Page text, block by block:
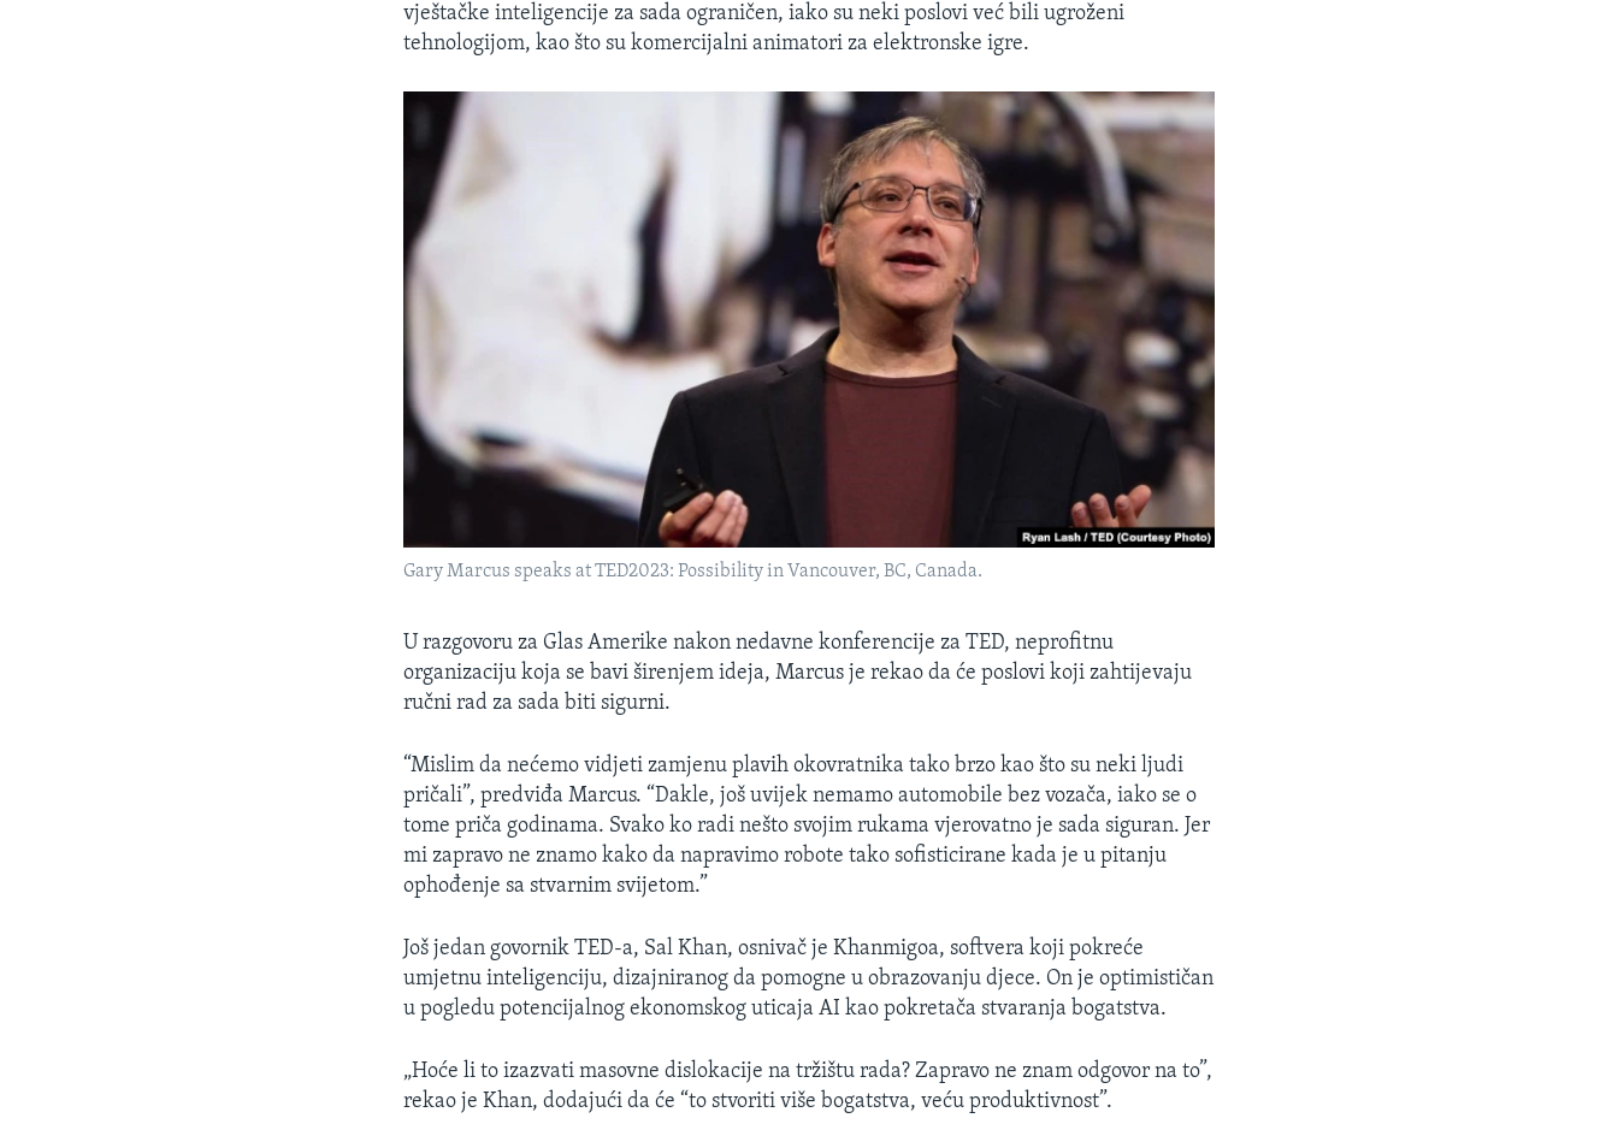
vještačke inteligencije za sada ograničen, iako su neki poslovi već bili ugroženi
tehnologijom, kao što su komercijalni animatori za elektronske igre.
Gary Marcus speaks at TED2023: Possibility in Vancouver, BC, Canada.
U razgovoru za Glas Amerike nakon nedavne konferencije za TED, neprofitnu
organizaciju koja se bavi širenjem ideja, Marcus je rekao da će poslovi koji zahtijevaju
ručni rad za sada biti sigurni.
“Mislim da nećemo vidjeti zamjenu plavih okovratnika tako brzo kao što su neki ljudi
pričali”, predviđa Marcus. “Dakle, još uvijek nemamo automobile bez vozača, iako se o
tome priča godinama. Svako ko radi nešto svojim rukama vjerovatno je sada siguran. Jer
mi zapravo ne znamo kako da napravimo robote tako sofisticirane kada je u pitanju
ophođenje sa stvarnim svijetom.”
Još jedan govornik TED-a, Sal Khan, osnivač je Khanmigoa, softvera koji pokreće
umjetnu inteligenciju, dizajniranog da pomogne u obrazovanju djece. On je optimističan
u pogledu potencijalnog ekonomskog uticaja AI kao pokretača stvaranja bogatstva.
„Hoće li to izazvati masovne dislokacije na tržištu rada? Zapravo ne znam odgovor na to”,
rekao je Khan, dodajući da će “to stvoriti više bogatstva, veću produktivnost”.